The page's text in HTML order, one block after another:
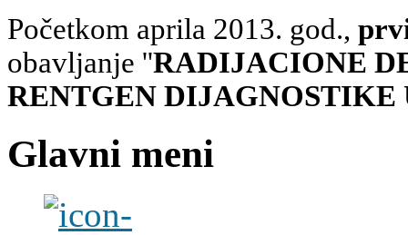
Početkom aprila 2013. god.,
obavljanje ''RADIJACIONE
RENTGEN
Glavni meni